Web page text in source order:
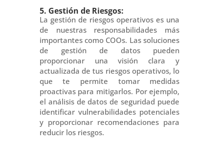
5. Gestión de Riesgos:
La gestión de riesgos operativos es una
de nuestras responsabilidades más
importantes como COOs. Las soluciones
de gestión de datos pueden
proporcionar una visión clara y
actualizada de tus riesgos operativos, lo
que te permite tomar medidas
proactivas para mitigarlos. Por ejemplo,
el análisis de datos de seguridad puede
identificar vulnerabilidades potenciales
y proporcionar recomendaciones para
reducir los riesgos.